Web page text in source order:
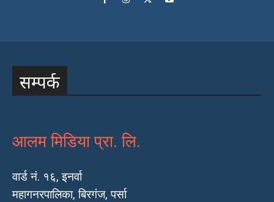
सम्पर्क
आलम मिडिया प्रा. लि.
वार्ड नं. १६, इनर्वा
महागनरपालिका, बिरगंज, पर्सा